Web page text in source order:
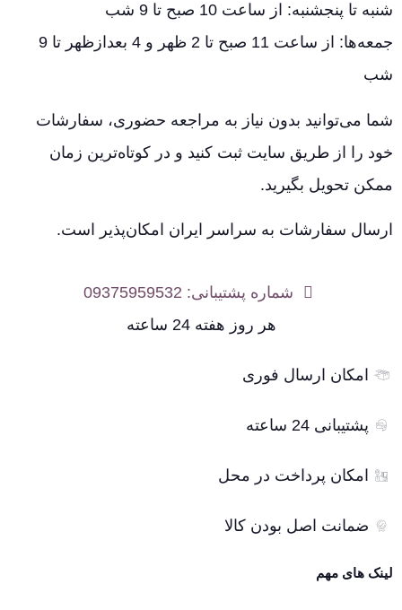
شنبه تا پنجشنبه: از ساعت 10 صبح تا 9 شب
جمعه‌ها: از ساعت 11 صبح تا 2 ظهر و 4 بعدازظهر تا 9
شب
شما می‌توانید بدون نیاز به مراجعه حضوری، سفارشات
خود را از طریق سایت ثبت کنید و در کوتاه‌ترین زمان
ممکن تحویل بگیرید.
ارسال سفارشات به سراسر ایران امکان‌پذیر است.
شماره پشتیبانی: 09375959532
هر روز هفته 24 ساعته
امکان ارسال فوری
پشتیبانی 24 ساعته
امکان پرداخت در محل
ضمانت اصل بودن کالا
لینک های مهم